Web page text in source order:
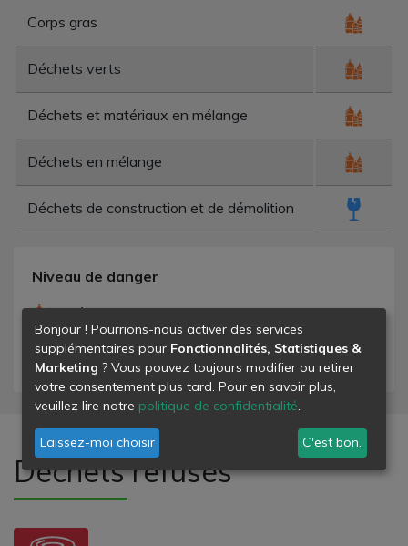
Corps gras
Déchets verts
Déchets et matériaux en mélange
Déchets en mélange
Déchets de construction et de démolition
Niveau de danger
- déchets banals
- déchets dangereux
- déchets inertes
Déchets refusés
Bonjour ! Pourrions-nous activer des services
supplémentaires pour Fonctionnalités, Statistiques &
Marketing ? Vous pouvez toujours modifier ou retirer
votre consentement plus tard. Pour en savoir plus,
veuillez lire notre politique de confidentialité.
Laissez-moi choisir C'est bon.